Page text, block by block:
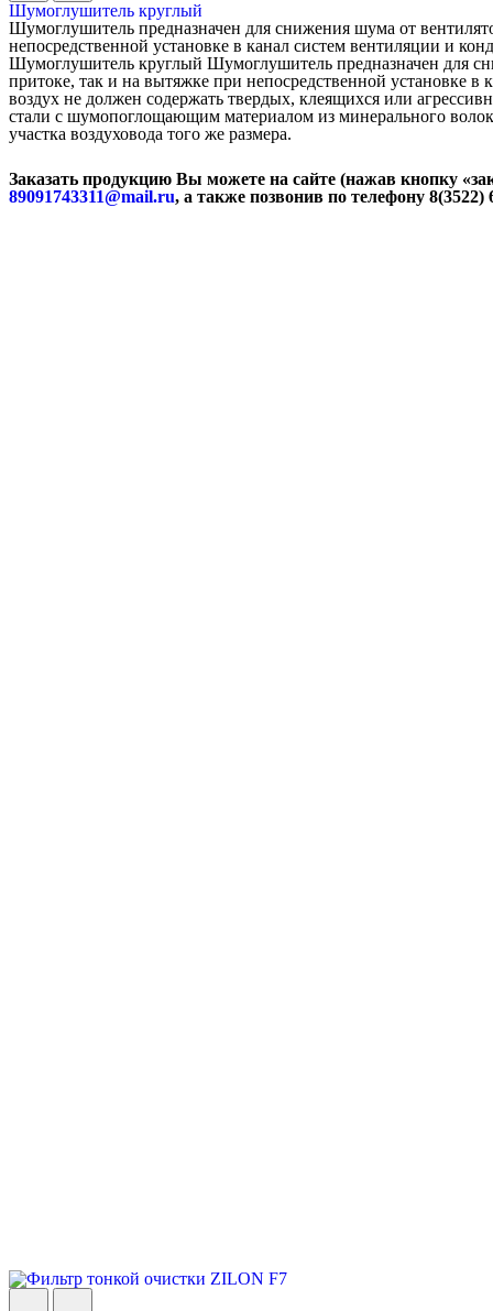
Шумоглушитель круглый
Шумоглушитель предназначен для снижения шума от
непосредственной установке в канал систем вентиляции и
Шумоглушитель круглый Шумоглушитель предназначен для
притоке, так и на вытяжке при непосредственной установке
воздух не должен содержать твердых, клеящихся или
стали с шумопоглощающим материалом из минерального
участка воздуховода того же размера.
Заказать продукцию Вы можете на сайте (нажав кнопку
89091743311@mail.ru, а также позвонив по телефону 8(3522)